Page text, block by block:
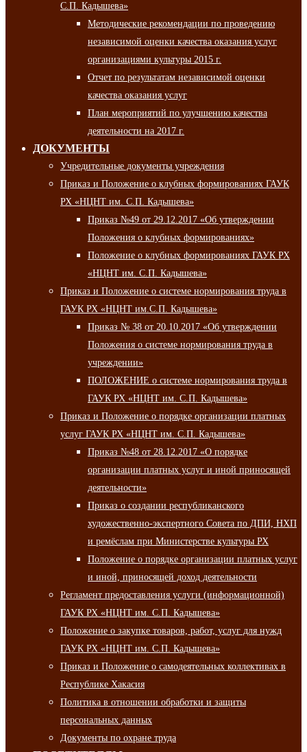
С.П. Кадышева»
Методические рекомендации по проведению
независимой оценки качества оказания услуг
организациями культуры 2015 г.
Отчет по результатам независимой оценки
качества оказания услуг
План мероприятий по улучшению качества
деятельности на 2017 г.
ДОКУМЕНТЫ
Учредительные документы учреждения
Приказ и Положение о клубных формированиях ГАУК
РХ «НЦНТ им. С.П. Кадышева»
Приказ №49 от 29.12.2017 «Об утверждении
Положения о клубных формированиях»
Положение о клубных формированиях ГАУК РХ
«НЦНТ им. С.П. Кадышева»
Приказ и Положение о системе нормирования труда в
ГАУК РХ «НЦНТ им.С.П. Кадышева»
Приказ № 38 от 20.10.2017 «Об утверждении
Положения о системе нормирования труда в
учреждении»
ПОЛОЖЕНИЕ о системе нормирования труда в
ГАУК РХ «НЦНТ им. С.П. Кадышева»
Приказ и Положение о порядке организации платных
услуг ГАУК РХ «НЦНТ им. С.П. Кадышева»
Приказ №48 от 28.12.2017 «О порядке
организации платных услуг и иной приносящей
деятельности»
Приказ о создании республиканского
художественно-экспертного Совета по ДПИ, НХП
и ремёслам при Министерстве культуры РХ
Положение о порядке организации платных услуг
и иной, приносящей доход деятельности
Регламент предоставления услуги (информационной)
ГАУК РХ «НЦНТ им. С.П. Кадышева»
Положение о закупке товаров, работ, услуг для нужд
ГАУК РХ «НЦНТ им. С.П. Кадышева»
Приказ и Положение о самодеятельных коллективах в
Республике Хакасия
Политика в отношении обработки и защиты
персональных данных
Документы по охране труда